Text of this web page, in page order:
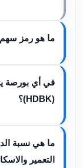
ما هو رمز سهم
في أي بورصة
(HDBK)؟
ما هي نسبة
التعمير